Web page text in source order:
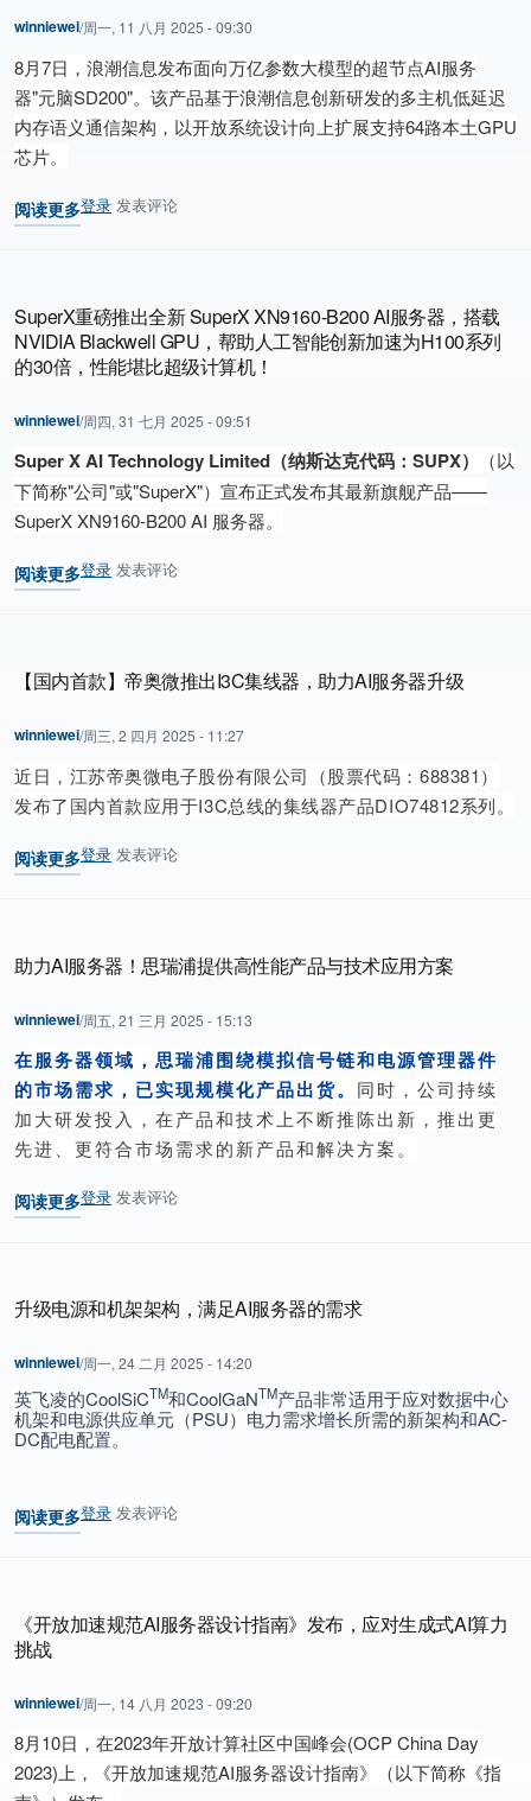
winniewei/周一, 11 八月 2025 - 09:30
8月7日，浪潮信息发布面向万亿参数大模型的超节点AI服务
器"元脑SD200"。该产品基于浪潮信息创新研发的多主机低延迟
内存语义通信架构，以开放系统设计向上扩展支持64路本土GPU
芯片。
阅读更多
关于 浪潮信息发布"元脑SD200"超节点，面向万亿参数大模型创新设
登录 发表评论
SuperX重磅推出全新 SuperX XN9160-B200 AI服务器，搭载
NVIDIA Blackwell GPU，帮助人工智能创新加速为H100系列
的30倍，性能堪比超级计算机！
winniewei/周四, 31 七月 2025 - 09:51
Super X AI Technology Limited（纳斯达克代码：SUPX）
（以
下简称"公司"或"SuperX"）宣布正式发布其最新旗舰产品——
SuperX XN9160-B200 AI 服务器。
阅读更多
关于 SuperX重磅推出全新 SuperX XN9160-B200 AI服务器，搭载
登录 发表评论
【国内首款】帝奥微推出I3C集线器，助力AI服务器升级
winniewei/周三, 2 四月 2025 - 11:27
近日，江苏帝奥微电子股份有限公司（股票代码：688381）
发布了国内首款应用于I3C总线的集线器产品DIO74812系列。
阅读更多
关于 【国内首款】帝奥微推出I3C集线器，助力AI服务器升级
登录 发表评论
助力AI服务器！思瑞浦提供高性能产品与技术应用方案
winniewei/周五, 21 三月 2025 - 15:13
在服务器领域，思瑞浦围绕模拟信号链和电源管理器件
的市场需求，已实现规模化产品出货。 同时，公司持续
加大研发投入，在产品和技术上不断推陈出新，推出更
先进、更符合市场需求的新产品和解决方案。
阅读更多
关于 助力AI服务器！思瑞浦提供高性能产品与技术应用方案
登录 发表评论
升级电源和机架架构，满足AI服务器的需求
winniewei/周一, 24 二月 2025 - 14:20
英飞凌的CoolSiCTM和CoolGaNTM产品非常适用于应对数据中心
机架和电源供应单元（PSU）电力需求增长所需的新架构和AC-
DC配电配置。
阅读更多
关于 升级电源和机架架构，满足AI服务器的需求
登录 发表评论
《开放加速规范AI服务器设计指南》发布，应对生成式AI算力
挑战
winniewei/周一, 14 八月 2023 - 09:20
8月10日，在2023年开放计算社区中国峰会(OCP China Day
2023)上，《开放加速规范AI服务器设计指南》（以下简称《指